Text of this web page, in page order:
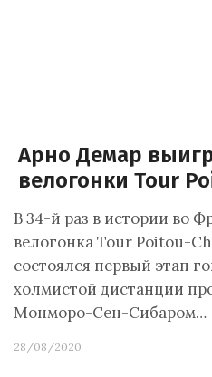
Арно Демар
велогонки Tour
В 34-й раз в истории во
велогонка Tour Poitou-
состоялся первый этап
холмистой дистанции
Монморо-Сен-Сибаром…
28/08/2020